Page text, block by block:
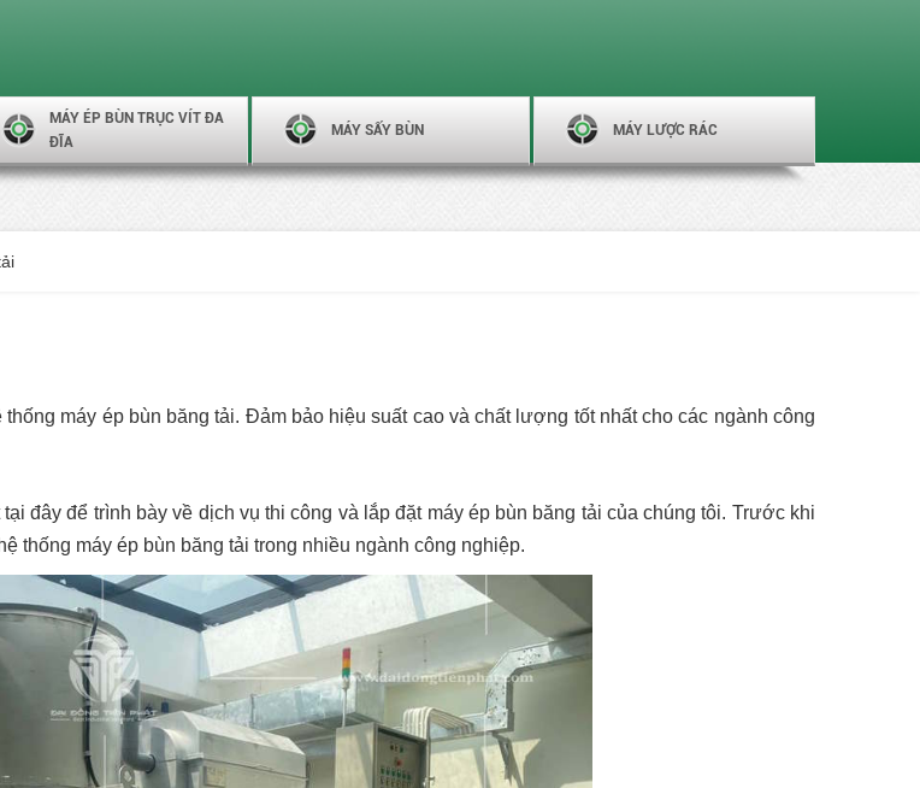
MÁY ÉP BÙN TRỤC VÍT ĐA
ĐĨA
MÁY SẤY BÙN MÁY LƯỢC RÁC
máy ép bùn băng tải. Đảm bảo hiệu suất cao và chất lượng tốt nhất cho các ngành công
đây để trình bày về dịch vụ thi công và lắp đặt máy ép bùn băng tải của chúng tôi. Trước khi
thống máy ép bùn băng tải trong nhiều ngành công nghiệp.